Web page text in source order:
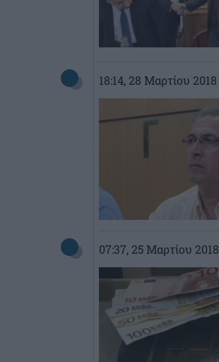
18:14, 28 Μαρτίου 2018
07:37, 25 Μαρτίου 2018